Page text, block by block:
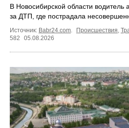
В Новосибирской области водитель
за ДТП, где пострадала
Источник: Babr24.com. Происшествия,
582
05.08.2026